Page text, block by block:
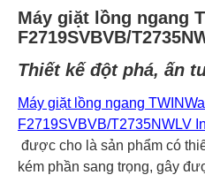
Máy giặt lồng ngang
F2719SVBVB/
Thiết kế đột phá, ấn
Máy giặt lồng ngang
F2719SVBVB/T2735NWLV
được cho là sản phẩm có
kém phần sang trọng, gây